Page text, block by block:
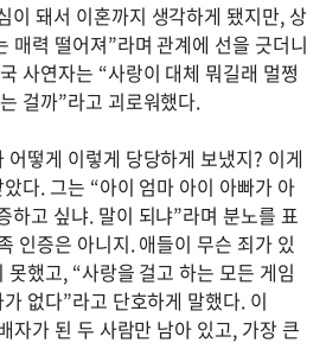
이 돼서 이혼까지 생각하게 됐지만, 상
매력 떨어져”라며 관계에 선을 긋더니
사연자는 “사랑이 대체 뭐길래 멀쩡
걸까”라고 괴로워했다.
어떻게 이렇게 당당하게 보냈지? 이게
다. 그는 “아이 엄마 아이 아빠가 아
하고 싶냐. 말이 되냐”라며 분노를 표
인증은 아니지. 애들이 무슨 죄가 있
했고, “사랑을 걸고 하는 모든 게임
없다”라고 단호하게 말했다. 이
자가 된 두 사람만 남아 있고, 가장 큰